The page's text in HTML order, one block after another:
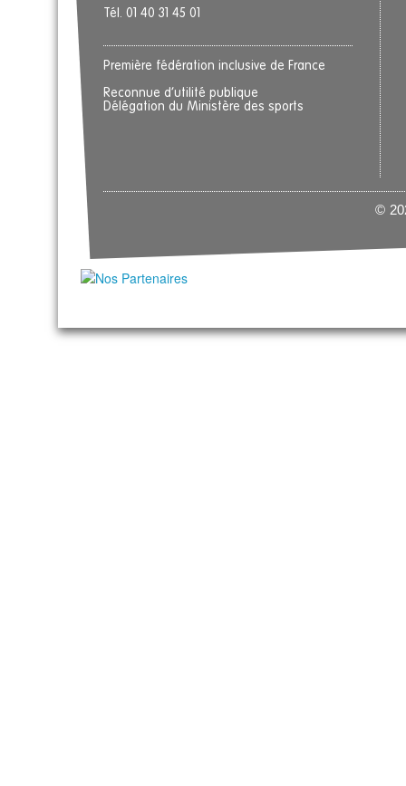
Tél. 01 40 31 45 01
Première fédération inclusive de France
Reconnue d’utilité publique
Délégation du Ministère des sports
©